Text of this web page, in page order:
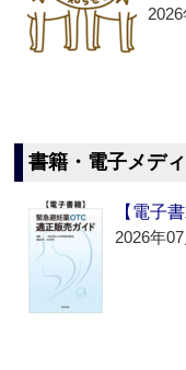
書籍・電子メデ
【電子
2026年